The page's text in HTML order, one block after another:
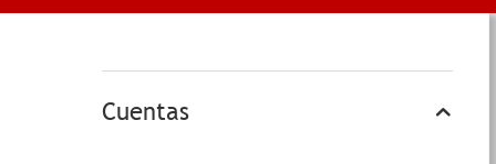
Cuentas